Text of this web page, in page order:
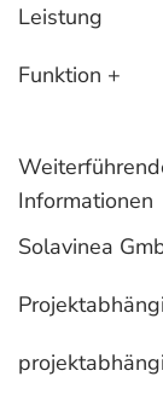
Leistung
Funktion +
Informationen
Solavinea